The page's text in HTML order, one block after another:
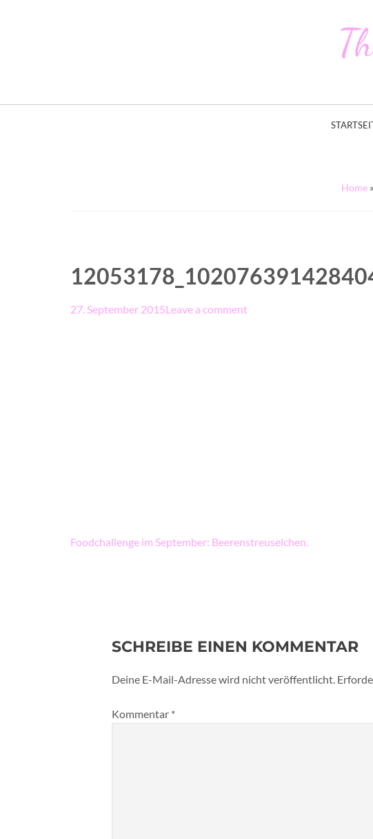
Home »
27. September 2015Leave a comment
Beitragsnavigation
Foodchallenge im September: Beerenstreuselchen.
SCHREIBE EINEN KOMMENTAR
Deine E-Mail-Adresse wird nicht veröffentlicht.
Kommentar *